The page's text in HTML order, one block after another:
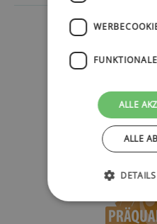
ALLE
ALLE